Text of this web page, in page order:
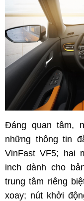
Đáng quan tâm,
những thông tin
VinFast VF5; hai
inch dành cho
trung tâm riêng
xoay; nút khởi